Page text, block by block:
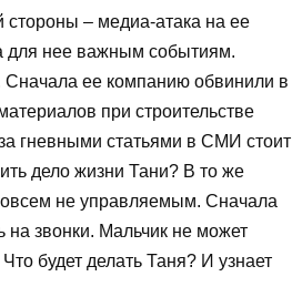
стороны – медиа-атака на ее
для нее важным событиям.
ее компанию обвинили в
при строительстве
гневными статьями в СМИ стоит
дело жизни Тани? В то же
не управляемым. Сначала
на звонки. Мальчик не может
будет делать Таня? И узнает